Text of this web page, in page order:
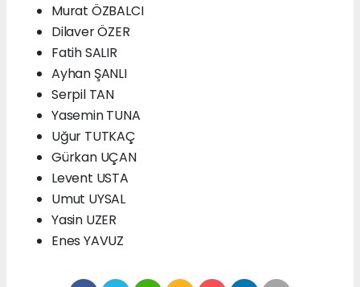
Murat ÖZBALCI
Dilaver ÖZER
Fatih SALIR
Ayhan ŞANLI
Serpil TAN
Yasemin TUNA
Uğur TUTKAÇ
Gürkan UÇAN
Levent USTA
Umut UYSAL
Yasin UZER
Enes YAVUZ